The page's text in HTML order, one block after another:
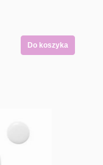
Do koszyka